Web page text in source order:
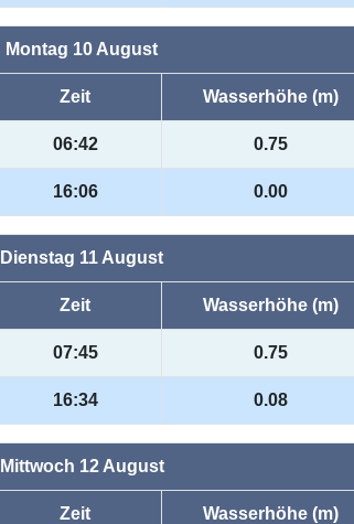
Montag 10 August
Zeit Wasserhöhe (m)
06:42 0.75
16:06 0.00
Dienstag 11 August
Zeit Wasserhöhe (m)
07:45 0.75
16:34 0.08
Mittwoch 12 August
Zeit Wasserhöhe (m)